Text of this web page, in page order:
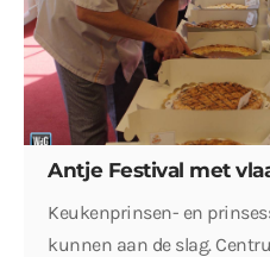
Antje Festival met
Keukenprinsen- en
kunnen aan de slag.